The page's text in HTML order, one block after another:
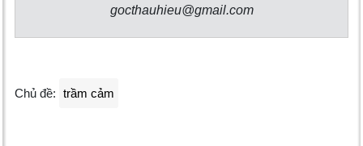
gocthauhieu@gmail.com
Chủ đề: trầm cảm